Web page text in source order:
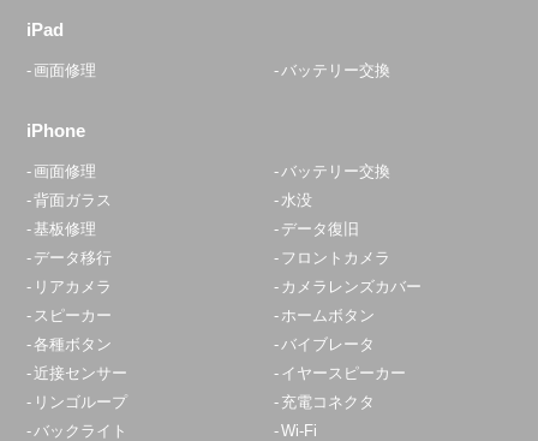
iPad
画面修理 バッテリー交換
iPhone
画面修理
バッテリー交換
背面ガラス
水没
基板修理
データ復旧
データ移行
フロントカメラ
リアカメラ
カメラレンズカバー
スピーカー
ホームボタン
各種ボタン
バイブレータ
近接センサー
イヤースピーカー
リンゴループ
充電コネクタ
バックライト
Wi-Fi